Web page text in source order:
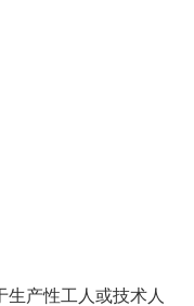
产性工人或技术人